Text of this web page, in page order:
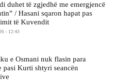
duhet të zgjedhë me emergjencë
/ Hasani sqaron hapat pas
të Kuvendit
- 12:43
e Osmani nuk flasin para
pasi Kurti shtyri seancën